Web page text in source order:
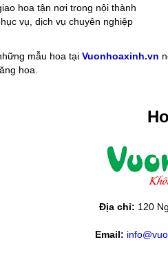
hoa tận nơi trong nội thành
vụ, dịch vụ chuyên nghiệp
mẫu hoa tại Vuonhoaxinh.vn
hoa.
Địa chỉ: 120
Email: